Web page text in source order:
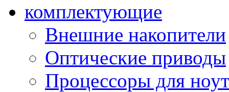
комплектующие
Внешние накопители
Оптические приводы
Процессоры для